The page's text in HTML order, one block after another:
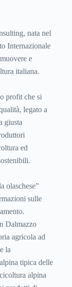
nata nel
Internazionale
e
italiana.
profit che si
legato a
giusta
ed
olaschese”
sulle
Dalmazzo
agricola ad
la
tipica delle
alpina